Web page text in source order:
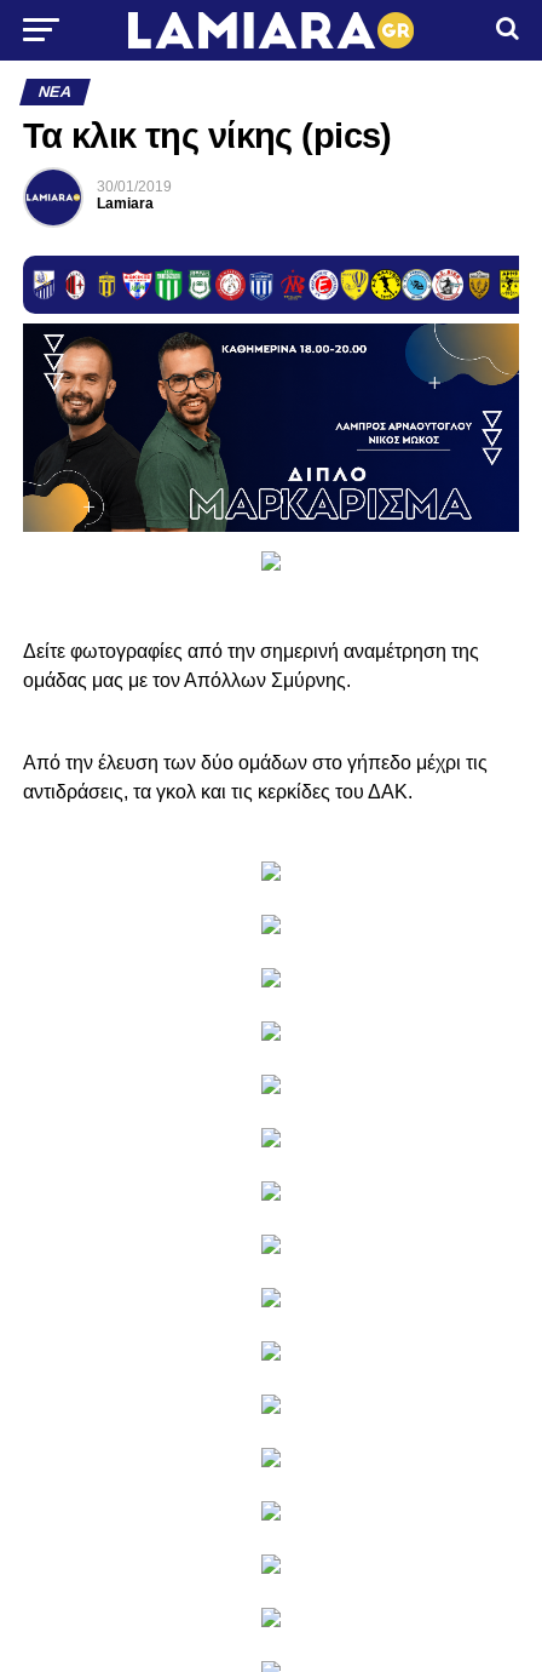
ΝΈΑ
Τα κλικ της νίκης (pics)
30/01/2019
Lamiara
Δείτε φωτογραφίες από την σημερινή αναμέτρηση της
ομάδας μας με τον Απόλλων Σμύρνης.
Από την έλευση των δύο ομάδων στο γήπεδο μέχρι τις
αντιδράσεις, τα γκολ και τις κερκίδες του ΔΑΚ.